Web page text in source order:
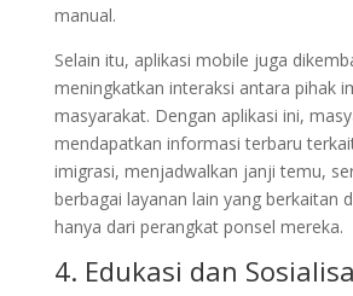
manual.
Selain itu, aplikasi mobile juga
meningkatkan interaksi antara pihak
masyarakat. Dengan aplikasi ini,
mendapatkan informasi terbaru
imigrasi, menjadwalkan janji temu,
berbagai layanan lain yang berkaitan
hanya dari perangkat ponsel mereka.
4. Edukasi dan